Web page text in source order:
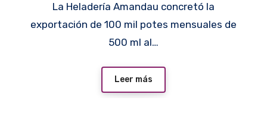
La Heladería Amandau concretó la
exportación de 100 mil potes mensuales de
500 ml al…
Leer más